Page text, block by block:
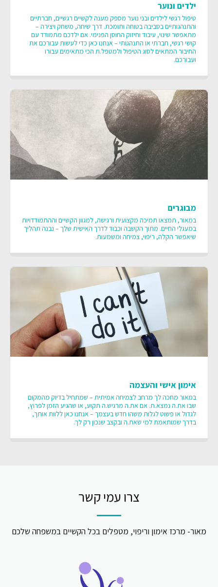
ילדים ונוער
טיפול רגשי לילדים ובני נוער מספק מענה לקשיים רגשיים, חברתיים
והתנהגותיים בסביבה בטוחה ותומכת. דרך שיחה, משחק ויצירה –
מתאפשר שינוי, עיבוד וחיזוק החוסן הפנימי. אם ילדכם מתמודד עם
קושי רגשי, חברתי או התנהגותי – אנחנו כאן כדי לעשות עבורכם את
החיבור המתאים לסוג הטיפול ולמטפל.ת הכי מתאימים עבורו
ועבורכם.
מבוגרים
במאור, תמצאו תמיכה מקצועית ורגישה, למגוון הקשיים וההתמודדויות
במעגלי החיים. מתוך הקשבה וכבוד לדרך האישית שלך – נבנה תהליך
שיאפשר הקלה, ריפוי, צמיחה ומשמעות.
אימון אישי והעצמה
במאור מחכה לך מרחב לצמיחה אמיתית – שמתחיל בדיוק מהמקום
שבו את.ה נמצא.ת. אם את.ה מרגיש.ה תקוע, או שהגיע הזמן לפרוץ,
לגדול או פשוט לגלות משהו חדש בעצמך – אנחנו כאן ללוות אותך,
בדרך שמותאמת למי שאת.ה ובקצב שנכון רק לך.
צרו עמי קשר
מאור- מרכז אימון וריפוי, מטפלים בכל הקשיים במשפחה שלכם